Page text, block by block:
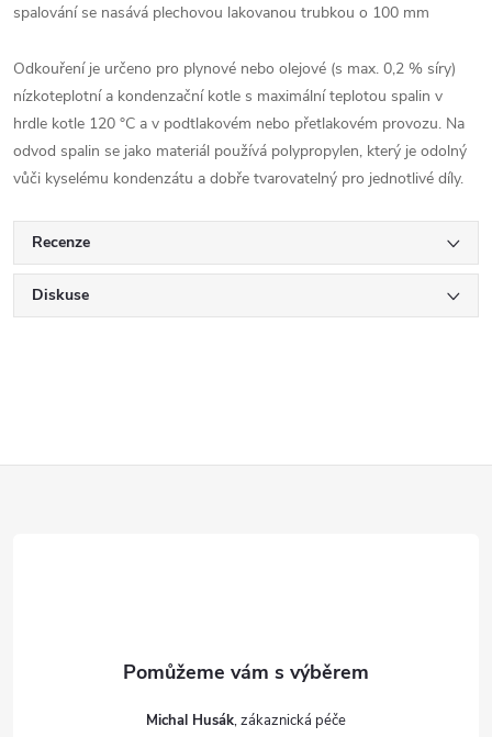
spalování se nasává plechovou lakovanou trubkou o 100 mm
Odkouření je určeno pro plynové nebo olejové (s max. 0,2 % síry)
nízkoteplotní a kondenzační kotle s maximální teplotou spalin v
hrdle kotle 120 °C a v podtlakovém nebo přetlakovém provozu. Na
odvod spalin se jako materiál používá polypropylen, který je odolný
vůči kyselému kondenzátu a dobře tvarovatelný pro jednotlivé díly.
Recenze
Diskuse
Michal Husák